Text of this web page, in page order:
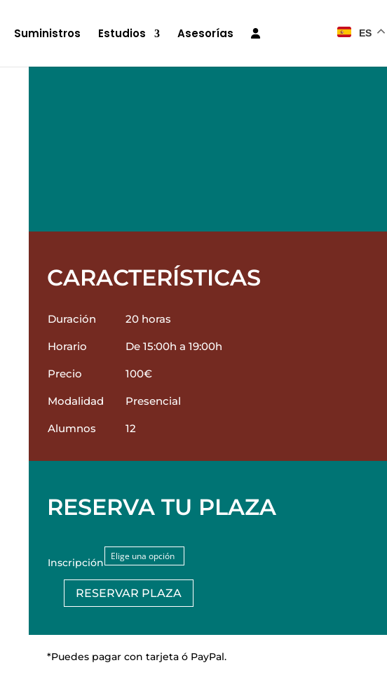
Suministros Estudios Asesorías ES
CARACTERÍSTICAS
Duración 20 horas
Horario De 15:00h a 19:00h
Precio 100€
Modalidad Presencial
Alumnos 12
RESERVA TU PLAZA
Inscripción
Tatuadores
RESERVAR PLAZA
*Puedes pagar con tarjeta ó PayPal.